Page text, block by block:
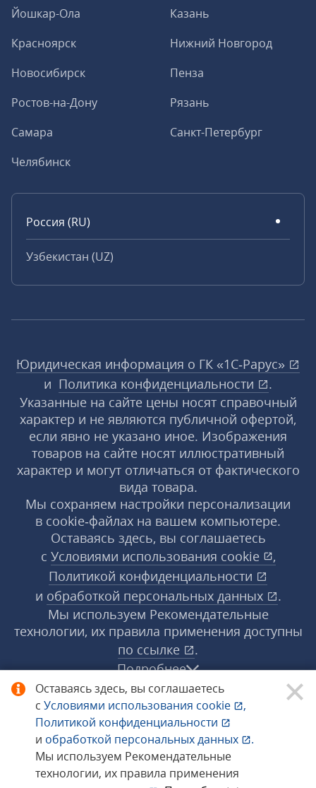
Оставаясь здесь, вы соглашаетесь
с Условиями использования cookie
,
Политикой конфиденциальности
и обработкой персональных данных
.
Мы используем Рекомендательные
технологии, их правила применения
Йошкар-Ола
Казань
Красноярск
Нижний Новгород
Новосибирск
Пенза
Ростов-на-Дону
Рязань
Самара
Санкт-Петербург
Челябинск
Россия (RU)
Узбекистан (UZ)
Юридическая информация о ГК «1С‑Рарус»
и Политика конфиденциальности
.
Указанные на сайте цены носят справочный
характер и не являются публичной офертой,
если явно не указано иное. Изображения
товаров на сайте носят иллюстративный
характер и могут отличаться от фактического
вида товара.
Мы сохраняем настройки персонализации
в cookie‑файлах на вашем компьютере.
Оставаясь здесь, вы соглашаетесь
с Условиями использования cookie
,
Политикой конфиденциальности
и обработкой персональных данных
.
Мы используем Рекомендательные
технологии, их правила применения доступны
по ссылке
.
Подробнее
© 1998−2026 «1С‑Рарус» ®. Все права
защищены.
Сообщить об ошибке